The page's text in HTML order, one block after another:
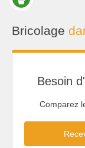
Bricolage
Besoin
Comparez